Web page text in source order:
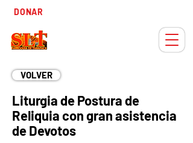
DONAR
VOLVER
Liturgia de Postura de
Reliquia con gran asistencia
de Devotos